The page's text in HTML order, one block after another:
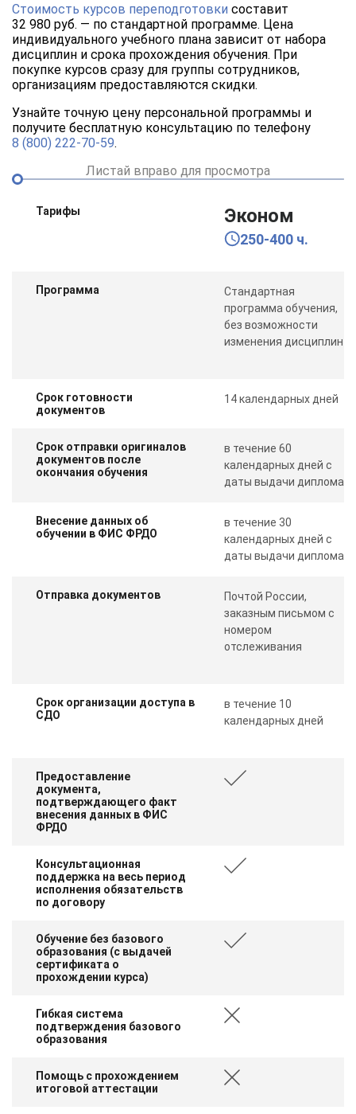
Стоимость курсов переподготовки составит
32 980 руб. — по стандартной программе. Цена
индивидуального учебного плана зависит от набора
дисциплин и срока прохождения обучения. При
покупке курсов сразу для группы сотрудников,
организациям предоставляются скидки.
Узнайте точную цену персональной программы и
получите бесплатную консультацию по телефону
8 (800) 222-70-59.
Листай вправо для просмотра
Тарифы Эконом
250-400 ч.
Программа
Стандартная
программа обучения,
без возможности
изменения дисциплин
Срок готовности
документов
14 календарных дней
Срок отправки оригиналов
документов после
окончания обучения
в течение 60
календарных дней с
даты выдачи диплома
Внесение данных об
обучении в ФИС ФРДО
в течение 30
календарных дней с
даты выдачи диплома
Отправка документов
Почтой России,
заказным письмом с
номером
отслеживания
Срок организации доступа в
СДО
в течение 10
календарных дней
Предоставление
документа,
подтверждающего факт
внесения данных в ФИС
ФРДО
Консультационная
поддержка на весь период
исполнения обязательств
по договору
Обучение без базового
образования (с выдачей
сертификата о
прохождении курса)
Гибкая система
подтверждения базового
образования
Помощь с прохождением
итоговой аттестации
ChatApp
online
Мессенджеры